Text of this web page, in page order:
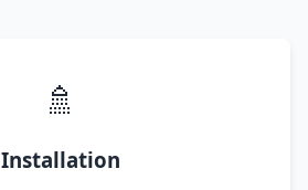
🚿
Installation